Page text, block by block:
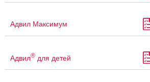
Адвил Максимум
Адвил® для детей